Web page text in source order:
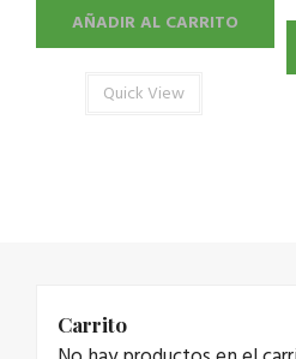
AÑADIR AL CARRITO
Quick View
Carrito